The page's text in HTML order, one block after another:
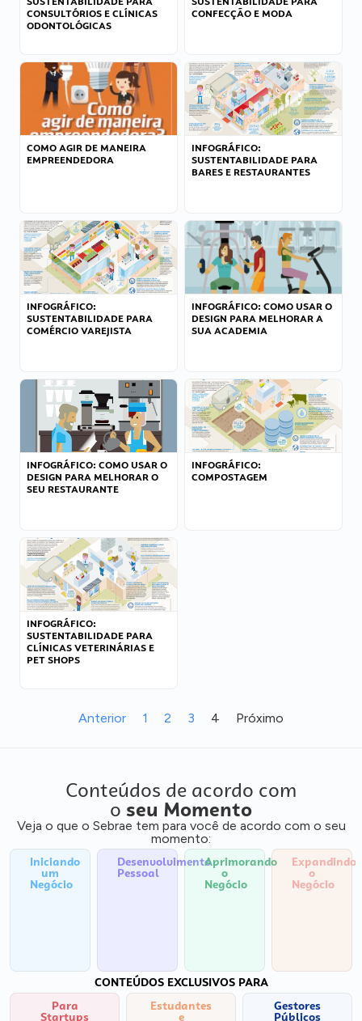
CONSULTÓRIOS E CLÍNICAS
ODONTOLÓGICAS
CONFECÇÃO E MODA
COMO AGIR DE MANEIRA
EMPREENDEDORA
INFOGRÁFICO:
SUSTENTABILIDADE PARA
BARES E RESTAURANTES
INFOGRÁFICO:
SUSTENTABILIDADE PARA
COMÉRCIO VAREJISTA
INFOGRÁFICO: COMO USAR O
DESIGN PARA MELHORAR A
SUA ACADEMIA
INFOGRÁFICO: COMO USAR O
DESIGN PARA MELHORAR O
SEU RESTAURANTE
INFOGRÁFICO:
COMPOSTAGEM
INFOGRÁFICO:
SUSTENTABILIDADE PARA
CLÍNICAS VETERINÁRIAS E
PET SHOPS
Anterior 1 2 3 4 Próximo
Conteúdos de acordo com
o seu Momento
Veja o que o Sebrae tem para você de acordo com o seu
momento:
Iniciando
um
Negócio
Desenvolvimento
Pessoal
Aprimorando
o
Negócio
Expandindo
o
Negócio
CONTEÚDOS EXCLUSIVOS PARA
Para
Startups
Estudantes
e
Gestores
Públicos